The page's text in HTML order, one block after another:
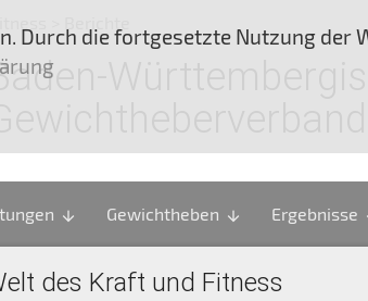
arrow_downward Gewichtheben arrow_downward Ergebnisse
des Kraft und Fitness
Durch die fortgesetzte Nutzung der